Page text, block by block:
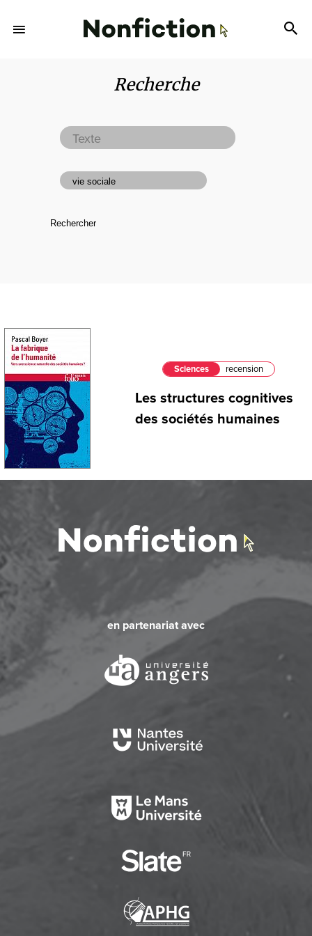
Recherche
Sciences recension
Les structures cognitives
des sociétés humaines
en partenariat avec